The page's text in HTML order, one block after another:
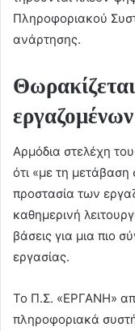
Πληροφοριακού
ανάρτησης.
εργαζομένων
Αρμόδια στελέχη
ότι «με τη
προστασία των
καθημερινή
βάσεις για μια πιο
εργασίας.
Το Π.Σ. «ΕΡΓΑΝΗ»
πληροφοριακά